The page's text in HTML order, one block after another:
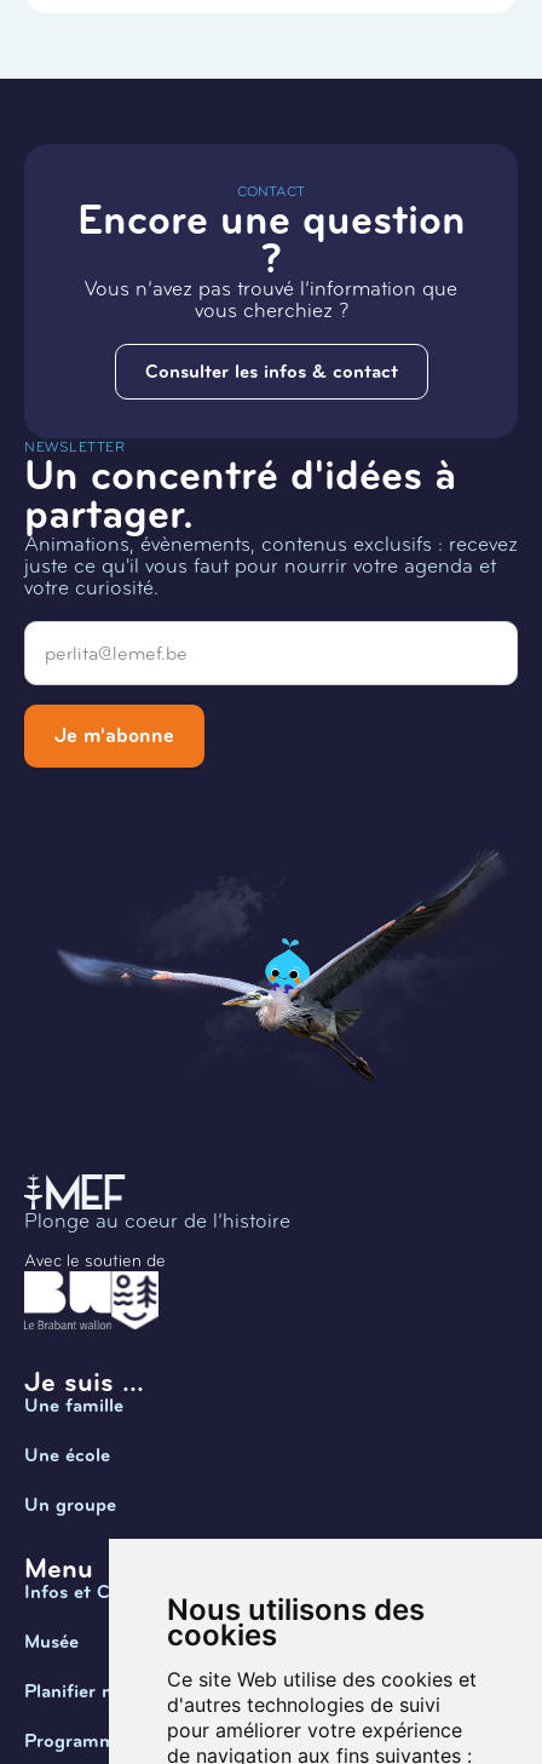
Nous utilisons des
cookies
Ce site Web utilise des cookies et
d'autres technologies de suivi
pour améliorer votre expérience
de navigation aux fins suivantes :
CONTACT
Encore une question
?
Vous n’avez pas trouvé l’information que
vous cherchiez ?
Consulter les infos & contact
NEWSLETTER
Un concentré d'idées à
partager.
Animations, évènements, contenus exclusifs : recevez
juste ce qu'il vous faut pour nourrir votre agenda et
votre curiosité.
Email
Je m'abonne
Plonge au coeur de l’histoire
Avec le soutien de
Je suis ...
Une famille
Une école
Un groupe
Menu
Infos et Contact
Musée
Planifier ma visite
Programmation